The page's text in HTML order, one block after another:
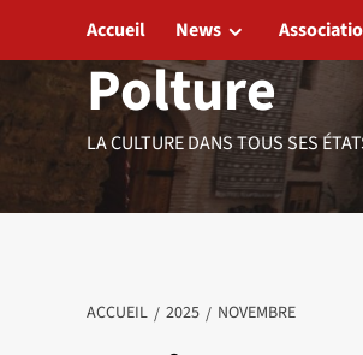
Polture
LA CULTURE DANS TOUS SES
Accueil News
ACCUEIL 2025 NOVEMBRE